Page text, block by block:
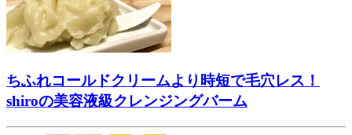
ちふれコールドクリームより時短で毛穴レス！
shiroの美容液級クレンジングバーム